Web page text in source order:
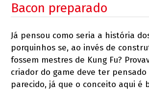
Bacon preparado
Já pensou como seria a história
porquinhos se, ao invés de
fossem mestres de Kung Fu?
criador do game deve ter pensado
parecido, já que o conceito aqui é